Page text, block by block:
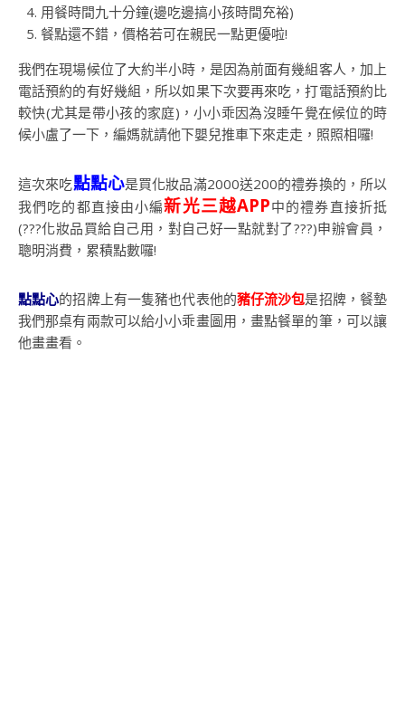
用餐時間九十分鐘(邊吃邊搞小孩時間充裕)
餐點還不錯，價格若可在親民一點更優啦!
我們在現場候位了大約半小時，是因為前面有幾組客人，加上
電話預約的有好幾組，所以如果下次要再來吃，打電話預約比
較快(尤其是帶小孩的家庭)，小小乖因為沒睡午覺在候位的時
候小盧了一下，編媽就請他下嬰兒推車下來走走，照照相囉!
這次來吃點點心是買化妝品滿2000送200的禮券換的，所以
我們吃的都直接由小編新光三越APP中的禮券直接折抵
(???化妝品買給自己用，對自己好一點就對了???)申辦會員，
聰明消費，累積點數囉!
點點心的招牌上有一隻豬也代表他的豬仔流沙包是招牌，餐墊
我們那桌有兩款可以給小小乖畫圖用，畫點餐單的筆，可以讓
他畫畫看。